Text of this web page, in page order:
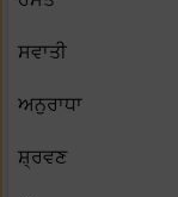
ਸਵਾਤੀ
ਅਨੁਰਾਧਾ
ਸ਼੍ਰਵਣ